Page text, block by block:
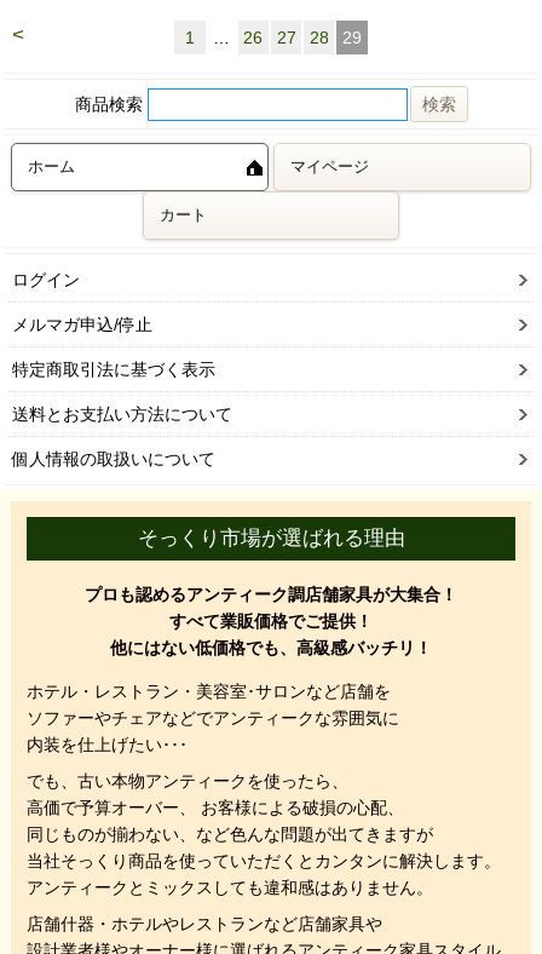
< 1 26 27 28 29
商品検索
ホーム マイページ
カート
ログイン
メルマガ申込/停止
特定商取引法に基づく表示
送料とお支払い方法について
個人情報の取扱いについて
そっくり市場が選ばれる理由
プロも認めるアンティーク調店舗家具が大集合！
すべて業販価格でご提供！
他にはない低価格でも、高級感バッチリ！
ホテル・レストラン・美容室･サロンなど店舗を
ソファーやチェアなどでアンティークな雰囲気に
内装を仕上げたい･･･
でも、 古い本物アンティークを使ったら、
高価で予算オーバー、 お客様による破損の心配、
同じものが揃わない、 など色んな問題が出てきますが
当社そっくり商品を使っていただくと カンタンに解決します。
アンティークとミックスしても違和感はありません。
店舗什器・ホテルやレストランなど店舗家具や